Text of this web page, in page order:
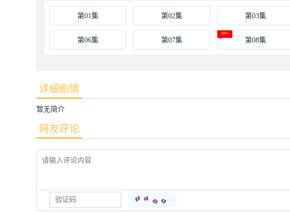
第01集 第02集 第03集
第06集 第07集 第08集
详细剧情
暂无简介
网友评论